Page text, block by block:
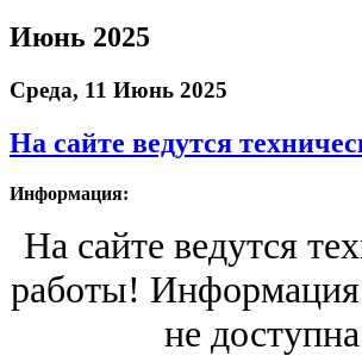
Июнь 2025
Среда, 11 Июнь 2025
На сайте ведутся
Информация:
На сайте ведутся
работы!
не